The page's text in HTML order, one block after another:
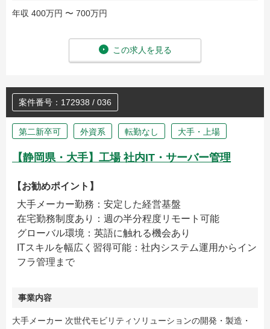
年収 400万円 〜 700万円
この求人を見る
案件番号：172938 / 036
第二新卒可 外資系 転勤なし 大手・上場
【静岡県・大手】工場 社内IT・サーバー管理
【お勧めポイント】
大手メーカー勤務：安定した経営基盤
在宅勤務制度あり：週の半分程度リモート可能
グローバル環境：英語に触れる機会あり
ITスキルを幅広く習得可能：社内システム運用からイン
フラ管理まで
事業内容
大手メーカー 次世代モビリティソリューションの開発・製造・